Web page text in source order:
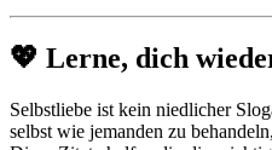
💖 Lerne, dich
Selbstliebe ist kein niedlicher
selbst wie jemanden zu